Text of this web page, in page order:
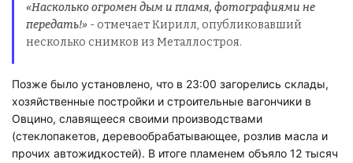
«Насколько огромен дым и пламя, фотографиями не
передать!» - отмечает Кирилл, опубликовавший
несколько снимков из Металлостроя.
Позже было установлено, что в 23:00 загорелись склады,
хозяйственные постройки и строительные вагончики в
Овцино, славящееся своими производствами
(стеклопакетов, деревообрабатывающее, розлив масла и
прочих автожидкостей). В итоге пламенем объяло 12 тысяч